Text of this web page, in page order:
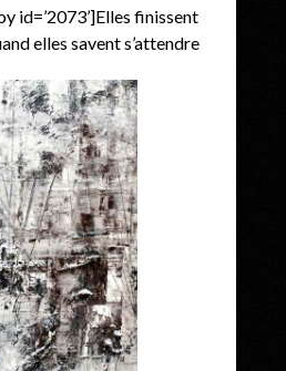
id=’2073’]Elles finissent
elles savent s’attendre